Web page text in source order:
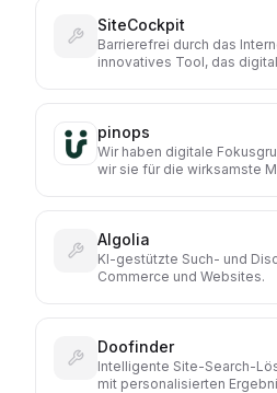
SiteCockpit
Barrierefrei durch das
innovatives Tool, das
pinops
Wir haben digitale
wir sie für die wirksamste
dieser Basis bessere
Werbekonzepte zu
Algolia
KI-gestützte Such- und
Commerce und Websites.
Doofinder
Intelligente Site-Search-
mit personalisierten